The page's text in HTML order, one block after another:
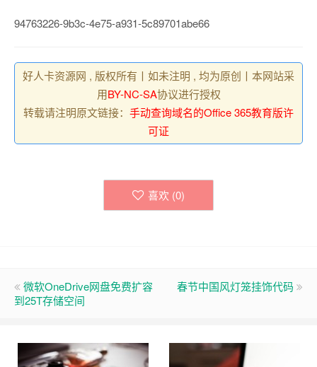
94763226-9b3c-4e75-a931-5c89701abe66
好人卡资源网 , 版权所有丨如未注明 , 均为原创丨本网站采
用BY-NC-SA协议进行授权
转载请注明原文链接： 手动查询域名的Office 365教育版许
可证
喜欢 (0)
微软OneDrive网盘免费扩容
到25T存储空间
春节中国风灯笼挂饰代码